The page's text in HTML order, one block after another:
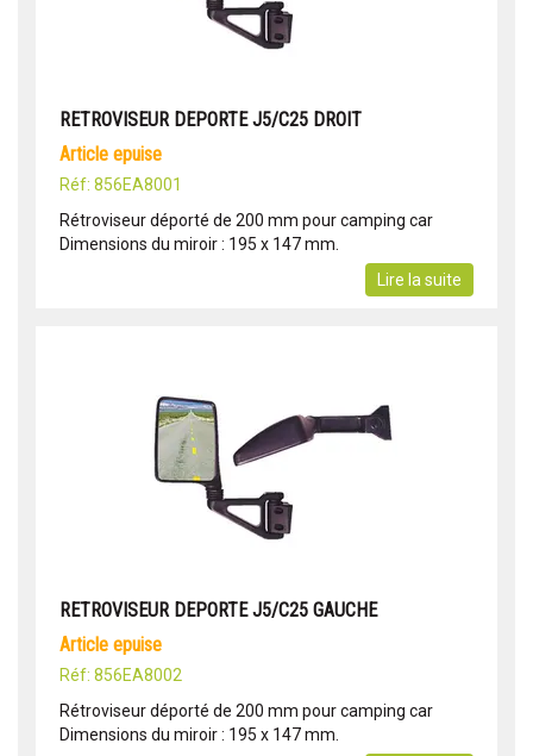
RETROVISEUR DEPORTE J5/C25 DROIT
article epuise
Réf: 856EA8001
Rétroviseur déporté de 200 mm pour camping car
Dimensions du miroir : 195 x 147 mm.
Lire la suite
RETROVISEUR DEPORTE J5/C25 GAUCHE
article epuise
Réf: 856EA8002
Rétroviseur déporté de 200 mm pour camping car
Dimensions du miroir : 195 x 147 mm.